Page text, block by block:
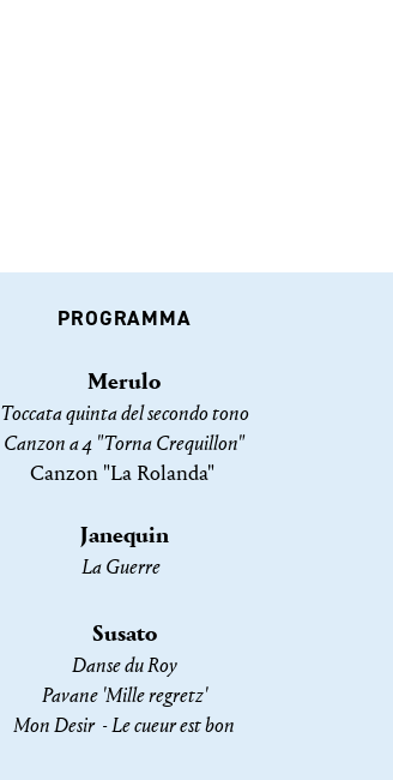
PROGRAMMA
Merulo
Toccata quinta del secondo tono
Canzon a 4 "Torna Crequillon"
Canzon "La Rolanda" ​​​​​​
Janequin
La Guerre
Susato
Danse du Roy
Pavane 'Mille regretz'​​​
Mon Desir - Le cueur est bon